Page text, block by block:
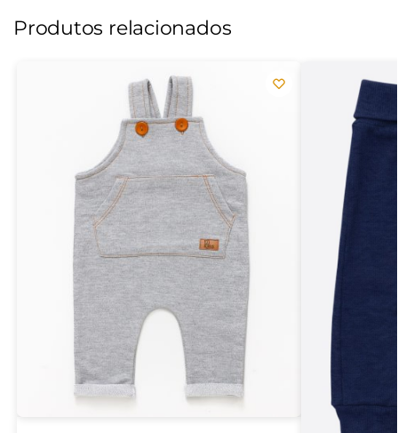
Produtos relacionados